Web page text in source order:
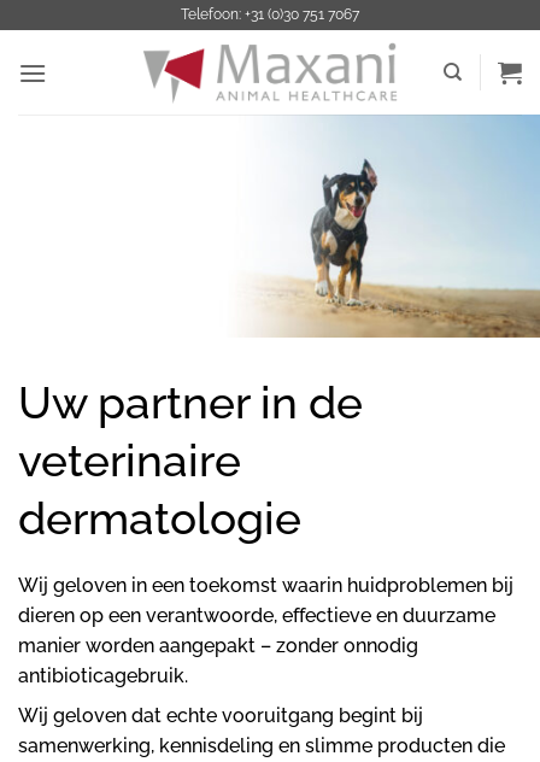
inhoud
Telefoon: +31 (0)30 751 7067
Uw partner in de
veterinaire
dermatologie
Wij geloven in een toekomst waarin huidproblemen bij
dieren op een verantwoorde, effectieve en duurzame
manier worden aangepakt – zonder onnodig
antibioticagebruik.
Wij geloven dat echte vooruitgang begint bij
samenwerking, kennisdeling en slimme producten die